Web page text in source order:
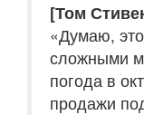
[Том
«Думаю,
сложными
погода в
продажи